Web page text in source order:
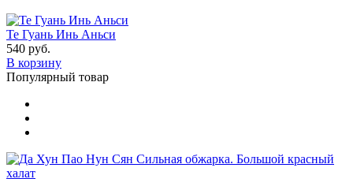
Те Гуань Инь Аньси
540 руб.
В корзину
Популярный товар